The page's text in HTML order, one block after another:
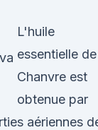
L'huile
essentielle de
Chanvre est
obtenue par
aériennes